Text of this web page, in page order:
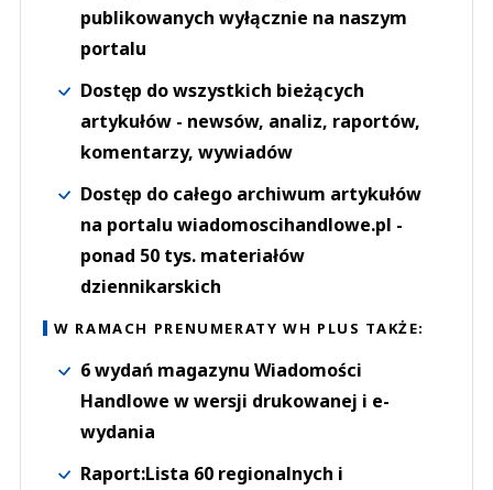
publikowanych wyłącznie na naszym
portalu
Dostęp do wszystkich bieżących
artykułów - newsów, analiz, raportów,
komentarzy, wywiadów
Dostęp do całego archiwum artykułów
na portalu wiadomoscihandlowe.pl -
ponad 50 tys. materiałów
dziennikarskich
W RAMACH PRENUMERATY WH PLUS TAKŻE:
6 wydań magazynu Wiadomości
Handlowe w wersji drukowanej i e-
wydania
Raport:Lista 60 regionalnych i